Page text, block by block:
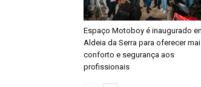
Espaço Motoboy é inaugurado
Aldeia da Serra para oferecer
conforto e segurança aos
profissionais